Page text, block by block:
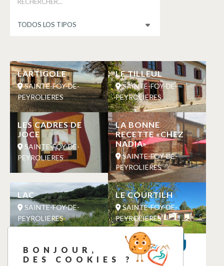
LARTIGOLE
SAINTE-FOY-DE-
PEYROLIERES
LE TILLEUL
SAINTE-FOY-DE-
PEYROLIERES
LES CADRES DE
JOCE
SAINTE-FOY-DE-
PEYROLIERES
LA BONNE
RECETTE «CHEZ
NADIA»
SAINTE-FOY-DE-
PEYROLIERES
LAC
SAINTE-FOY-DE-
PEYROLIERES
LE COURTILH
SAINTE-FOY-DE-
PEYROLIERES
LA FERME AUX
COLVERTS
CHARGING
STATION
BONJOUR,
DES COOKIES ?